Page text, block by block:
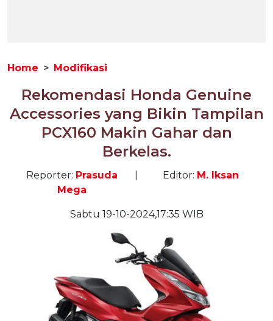
Home Modifikasi
Rekomendasi Honda Genuine
Accessories yang Bikin Tampilan
PCX160 Makin Gahar dan
Berkelas.
Reporter: Prasuda
Mega
Editor: M. Iksan
Sabtu 19-10-2024,17:35 WIB